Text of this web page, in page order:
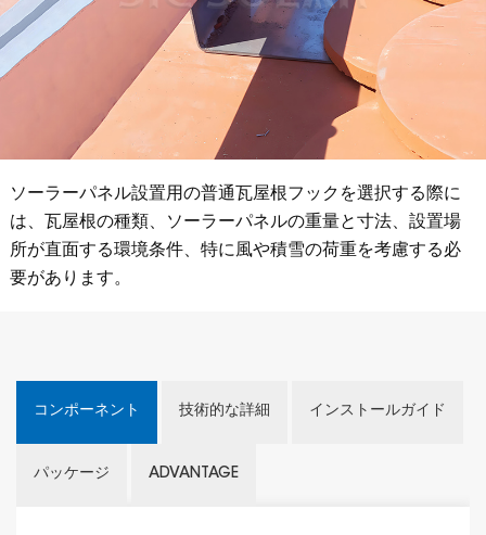
ソーラーパネル設置用の普通瓦屋根フックを選択する際に
は、瓦屋根の種類、ソーラーパネルの重量と寸法、設置場
所が直面する環境条件、特に風や積雪の荷重を考慮する必
要があります。
コンポーネント 技術的な詳細 インストールガイド
パッケージ ADVANTAGE